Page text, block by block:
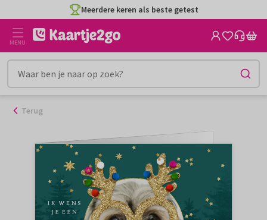
naar
inhoud
Meerdere keren als beste getest
MENU
Terug